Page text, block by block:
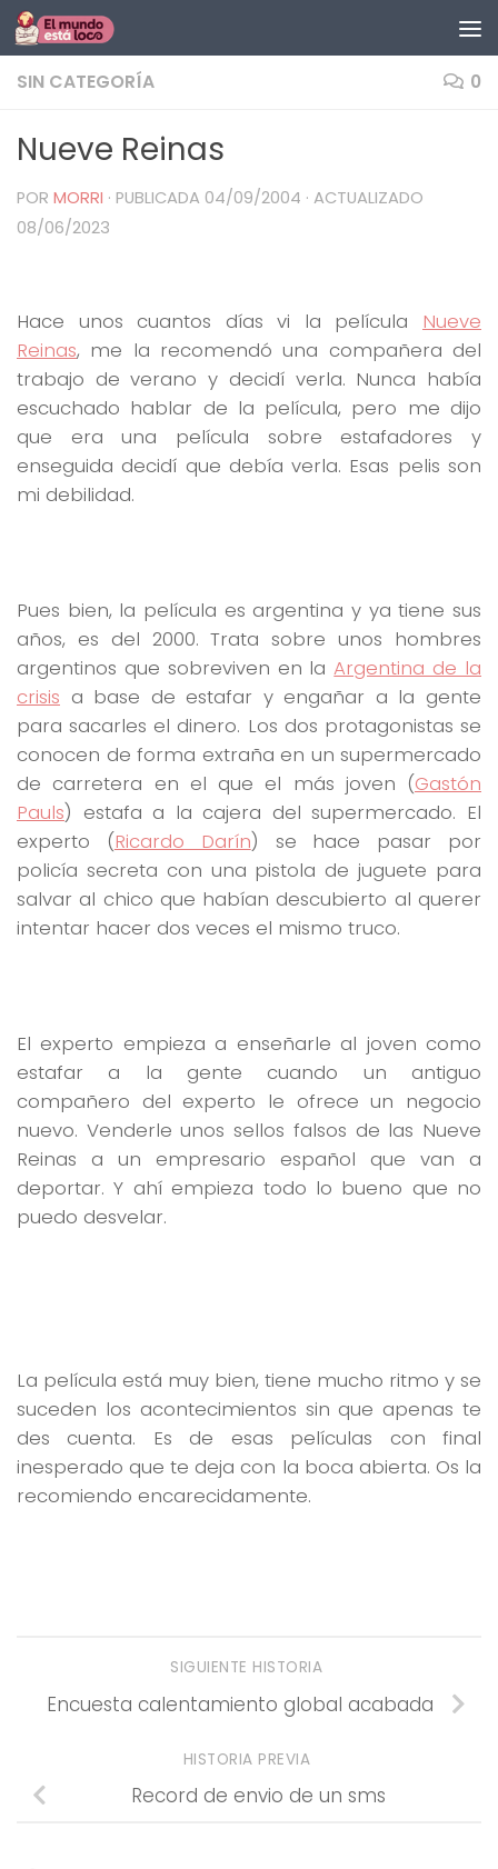
Saltar al contenido
SIN CATEGORÍA 0
Nueve Reinas
POR MORRI · PUBLICADA 04/09/2004 · ACTUALIZADO
08/06/2023
Hace unos cuantos días vi la película Nueve
Reinas, me la recomendó una compañera del
trabajo de verano y decidí verla. Nunca había
escuchado hablar de la película, pero me dijo
que era una película sobre estafadores y
enseguida decidí que debía verla. Esas pelis son
mi debilidad.
Pues bien, la película es argentina y ya tiene sus
años, es del 2000. Trata sobre unos hombres
argentinos que sobreviven en laArgentina de la
crisis a base de estafar y engañar a la gente
para sacarles el dinero. Los dos protagonistas se
conocen de forma extraña en un supermercado
de carretera en el que el más joven (Gastón
Pauls) estafa a la cajera del supermercado. El
experto (Ricardo Darín) se hace pasar por
policía secreta con una pistola de juguete para
salvar al chico que habían descubierto al querer
intentar hacer dos veces el mismo truco.
El experto empieza a enseñarle al joven como
estafar a la gente cuando un antiguo
compañero del experto le ofrece un negocio
nuevo. Venderle unos sellos falsos de las Nueve
Reinas a un empresario español que van a
deportar. Y ahí empieza todo lo bueno que no
puedo desvelar.
La película está muy bien, tiene mucho ritmo y se
suceden los acontecimientos sin que apenas te
des cuenta. Es de esas películas con final
inesperado que te deja con la boca abierta. Os la
recomiendo encarecidamente.
SIGUIENTE HISTORIA
Encuesta calentamiento global acabada
HISTORIA PREVIA
Record de envio de un sms